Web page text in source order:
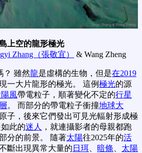
上空的龍形極光
Zhang（張敬宜） & Wang Zheng
？ 雖然龍是虛構的生物，但是在2019
一大片龍形的極光。 這例極光的源
風帶電粒子，順著變化不定的行星
。 而部分的帶電粒子衝撞地球大
子，後來它們發出可見光輻射形成極
此的迷人
，就連攝影者的母親都跑
分的前景。 隨著太陽往2025年的活
斷出現異常大量的 日珥 暗條
太陽